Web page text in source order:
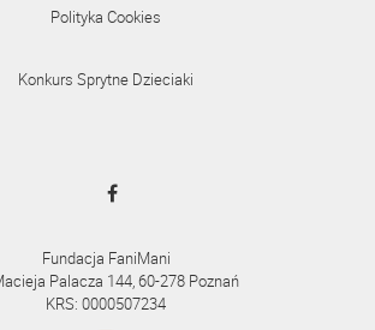
Polityka Cookies
Konkurs Sprytne Dzieciaki
Fundacja FaniMani
Palacza 144, 60-278 Poznań
KRS: 0000507234